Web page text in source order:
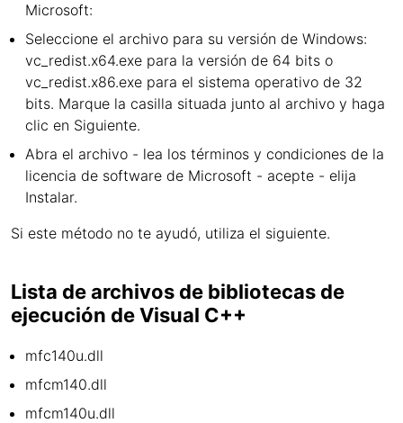
Microsoft:
Seleccione el archivo para su versión de Windows:
vc_redist.x64.exe para la versión de 64 bits o
vc_redist.x86.exe para el sistema operativo de 32
bits. Marque la casilla situada junto al archivo y haga
clic en Siguiente.
Abra el archivo - lea los términos y condiciones de la
licencia de software de Microsoft - acepte - elija
Instalar.
Si este método no te ayudó, utiliza el siguiente.
Lista de archivos de bibliotecas de
ejecución de Visual C++
mfc140u.dll
mfcm140.dll
mfcm140u.dll